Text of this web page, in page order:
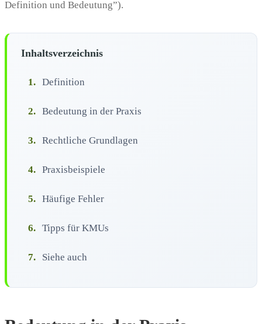
Definition und Bedeutung”).
Inhaltsverzeichnis
1. Definition
2. Bedeutung in der Praxis
3. Rechtliche Grundlagen
4. Praxisbeispiele
5. Häufige Fehler
6. Tipps für KMUs
7. Siehe auch